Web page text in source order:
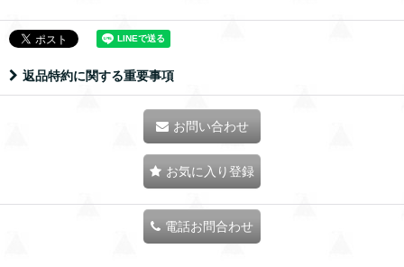
返品特約に関する重要事項
お問い合わせ
お気に入り登録
電話お問合わせ